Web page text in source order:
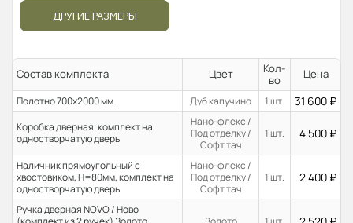
ДРУГИЕ РАЗМЕРЫ
Состав комплекта Цвет
Кол-
во
Цена
Полотно 700x2000 мм. Дуб капучино 1 шт. 31 600 ₽
Коробка дверная. комплект на
одностворчатую дверь
Нано-флекс /
Под отделку /
Софт тач
1 шт. 4 500 ₽
Наличник прямоугольный с
хвостовиком, H=80мм, комплект на
одностворчатую дверь
Нано-флекс /
Под отделку /
Софт тач
1 шт. 2 400 ₽
Ручка дверная NOVO / Ново